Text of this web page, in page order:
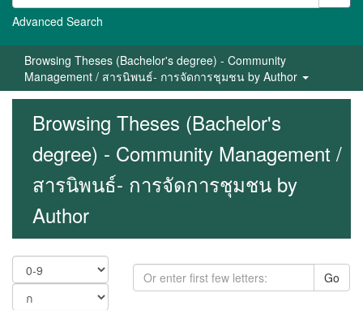
Advanced Search
Browsing Theses (Bachelor's degree) - Community
Management / สารนิพนธ์- การจัดการชุมชน by Author
Browsing Theses (Bachelor's
degree) - Community Management /
สารนิพนธ์- การจัดการชุมชน by
Author
Go